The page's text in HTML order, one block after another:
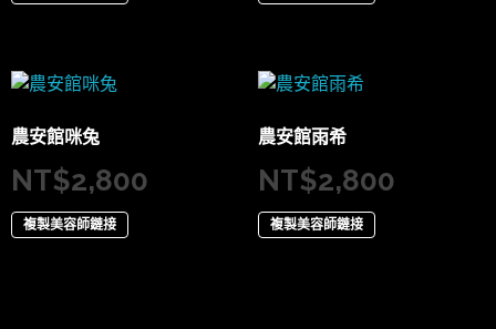
農安館咪兔
NT$2,800
複製美容師鏈接
農安館雨希
NT$2,800
複製美容師鏈接